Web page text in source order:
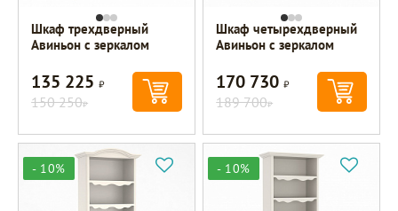
Шкаф трехдверный
Авиньон с зеркалом
135 225Р
150 250Р
Шкаф четырехдверный
Авиньон с зеркалом
170 730Р
189 700Р
- 10% - 10%